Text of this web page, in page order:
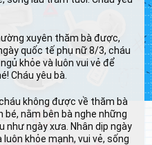
xuyên thăm bà được,
quốc tế phụ nữ 8/3, cháu
khỏe và luôn vui vẻ để
Cháu yêu bà.
không được về thăm bà
nằm bên bà nghe những
như ngày xưa. Nhân dịp ngày
khỏe mạnh, vui vẻ, sống